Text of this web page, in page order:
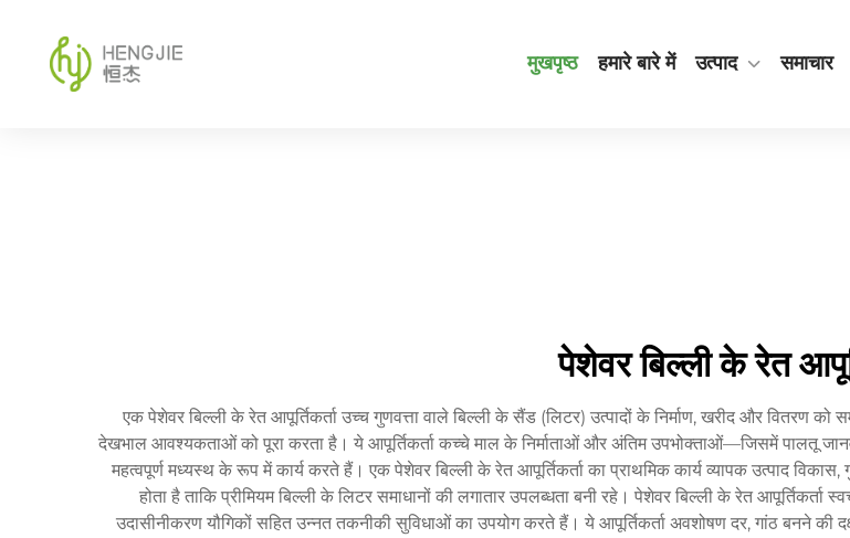
मुखपृष्ठ हमारे बारे में उत्पाद समाचार
पेशेवर बिल्ली के रेत
एक पेशेवर बिल्ली के रेत आपूर्तिकर्ता उच्च गुणवत्ता वाले बिल्ली के सैंड (लिटर) उत्पादों के निर्माण, खरीद और वितरण को
देखभाल आवश्यकताओं को पूरा करता है। ये आपूर्तिकर्ता कच्चे माल के निर्माताओं और अंतिम उपभोक्ताओं—जिसमें पालतू
महत्वपूर्ण मध्यस्थ के रूप में कार्य करते हैं। एक पेशेवर बिल्ली के रेत आपूर्तिकर्ता का प्राथमिक कार्य व्यापक उत्पाद
होता है ताकि प्रीमियम बिल्ली के लिटर समाधानों की लगातार उपलब्धता बनी रहे। पेशेवर बिल्ली के रेत
उदासीनीकरण यौगिकों सहित उन्नत तकनीकी सुविधाओं का उपयोग करते हैं। ये आपूर्तिकर्ता अवशोषण दर, गांठ बनने की